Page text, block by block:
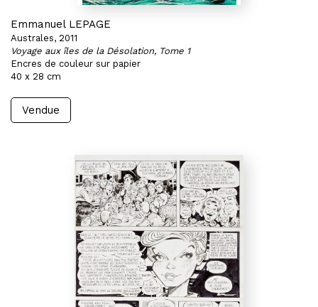
Emmanuel LEPAGE
Australes, 2011
Voyage aux îles de la Désolation, Tome 1
Encres de couleur sur papier
40 x 28 cm
Vendue